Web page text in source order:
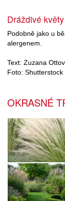
Dráždivé květy
Podobně jako u
alergenem.
Text: Zuzana
Foto: Shutterstock
OKRASNÉ